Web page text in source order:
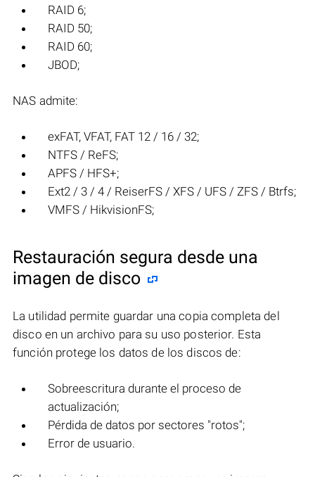
RAID 6;
RAID 50;
RAID 60;
JBOD;
NAS admite:
exFAT, VFAT, FAT 12 / 16 / 32;
NTFS / ReFS;
APFS / HFS+;
Ext2 / 3 / 4 / ReiserFS / XFS / UFS / ZFS / Btrfs;
VMFS / HikvisionFS;
Restauración segura desde una
imagen de disco
La utilidad permite guardar una copia completa del
disco en un archivo para su uso posterior. Esta
función protege los datos de los discos de:
Sobreescritura durante el proceso de
actualización;
Pérdida de datos por sectores "rotos";
Error de usuario.